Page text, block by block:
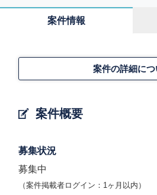
案件情報
案件概要
案件の詳細につ
募集状況
募集中
（案件掲載者ログイン：1ヶ月以内）